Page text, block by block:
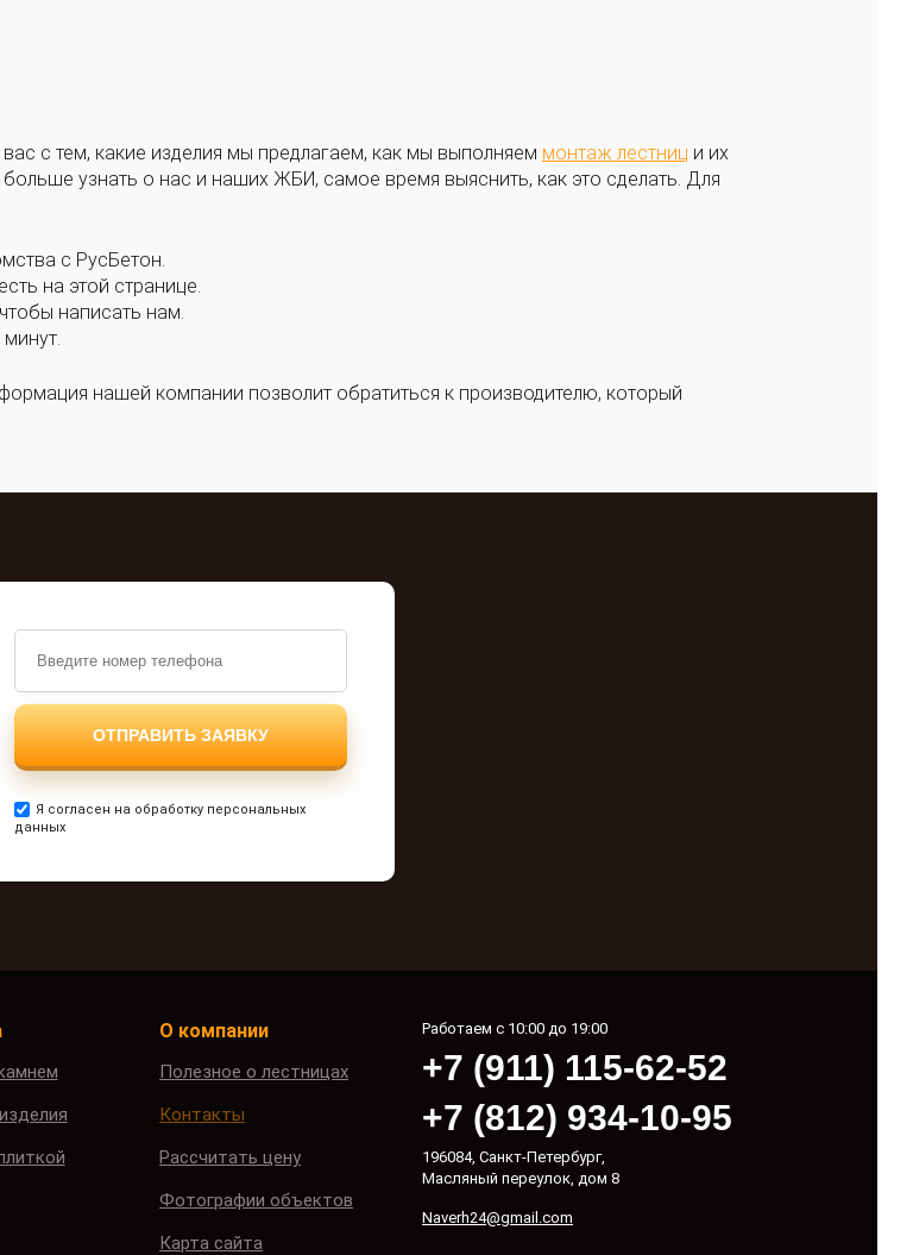
с тем, какие изделия мы предлагаем, как мы выполняем монтаж лестниц и их
узнать о нас и наших ЖБИ, самое время выяснить, как это сделать. Для
с РусБетон.
на этой странице.
написать нам.
нашей компании позволит обратиться к производителю, который
Я согласен на обработку персональных
данных
О компании
Полезное о лестницах
Контакты
Рассчитать цену
Фотографии объектов
Карта сайта
Работаем с 10:00 до 19:00
+7 (911) 115-62-52
+7 (812) 934-10-95
196084, Санкт-Петербург,
Масляный переулок, дом 8
Naverh24@gmail.com